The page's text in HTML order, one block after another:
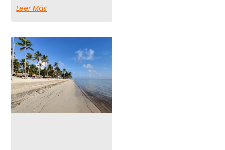
Leer Más